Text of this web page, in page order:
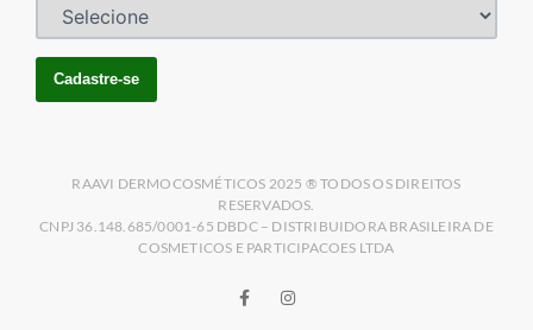
RAAVI DERMOCOSMÉTICOS 2025 ® TODOS OS DIREITOS
RESERVADOS.
CNPJ 36.148.685/0001-65 DBDC – DISTRIBUIDORA BRASILEIRA DE
COSMETICOS E PARTICIPACOES LTDA